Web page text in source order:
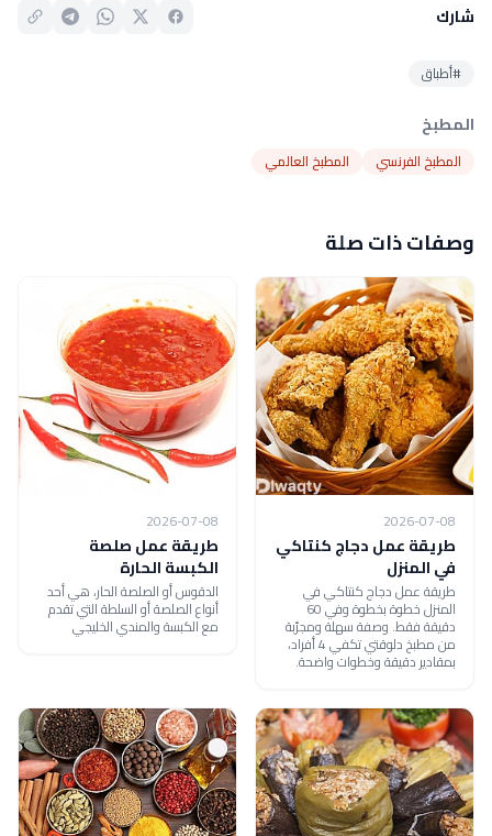
شارك
#أطباق
المطبخ
المطبخ الفرنسي المطبخ العالمي
وصفات ذات صلة
2026-07-08
طريقة عمل دجاج كنتاكي
في المنزل
طريقة عمل دجاج كنتاكي في
المنزل خطوة بخطوة وفي 60
دقيقة فقط. وصفة سهلة ومجرّبة
من مطبخ دلوقتي تكفي 4 أفراد،
بمقادير دقيقة وخطوات واضحة.
2026-07-08
طريقة عمل صلصة
الكبسة الحارة
الدقوس أو الصلصة الحار، هي أحد
أنواع الصلصة أو السلطة التي تقدم
مع الكبسة والمندي الخليجي